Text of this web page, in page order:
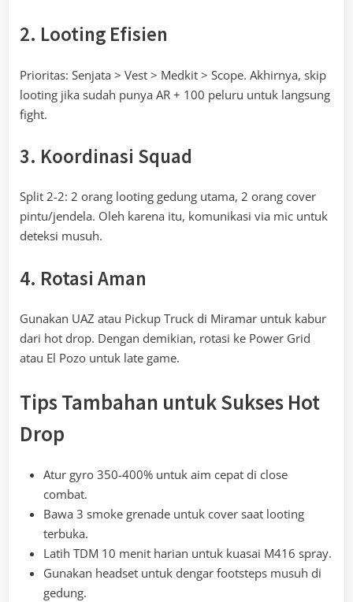
2. Looting Efisien
Prioritas: Senjata > Vest > Medkit > Scope. Akhirnya, skip
looting jika sudah punya AR + 100 peluru untuk langsung
fight.
3. Koordinasi Squad
Split 2-2: 2 orang looting gedung utama, 2 orang cover
pintu/jendela. Oleh karena itu, komunikasi via mic untuk
deteksi musuh.
4. Rotasi Aman
Gunakan UAZ atau Pickup Truck di Miramar untuk kabur
dari hot drop. Dengan demikian, rotasi ke Power Grid
atau El Pozo untuk late game.
Tips Tambahan untuk Sukses Hot
Drop
Atur gyro 350-400% untuk aim cepat di close
combat.
Bawa 3 smoke grenade untuk cover saat looting
terbuka.
Latih TDM 10 menit harian untuk kuasai M416 spray.
Gunakan headset untuk dengar footsteps musuh di
gedung.